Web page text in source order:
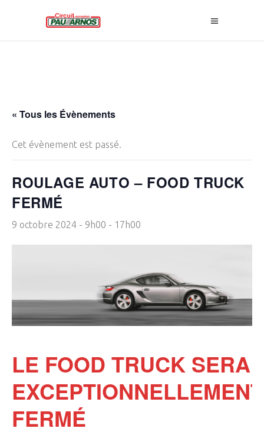
« Tous les Évènements
Cet évènement est passé.
ROULAGE AUTO – FOOD TRUCK
FERMÉ
9 octobre 2024 - 9h00 - 17h00
LE FOOD TRUCK SERA
EXCEPTIONNELLEMENT
FERMÉ